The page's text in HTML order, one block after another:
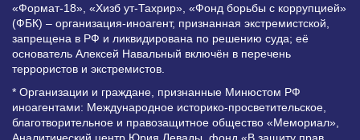
«Формат-18», «Хизб ут-Тахрир», «Фонд борьбы с коррупцией»
(ФБК) – организация-иноагент, признанная экстремистской,
запрещена в РФ и ликвидирована по решению суда; её
основатель Алексей Навальный включён в перечень
террористов и экстремистов.
* Организации и граждане, признанные Минюстом РФ
иноагентами: Международное историко-просветительское,
благотворительное и правозащитное общество «Мемориал»,
Аналитический центр Юрия Левады, фонд «В защиту прав